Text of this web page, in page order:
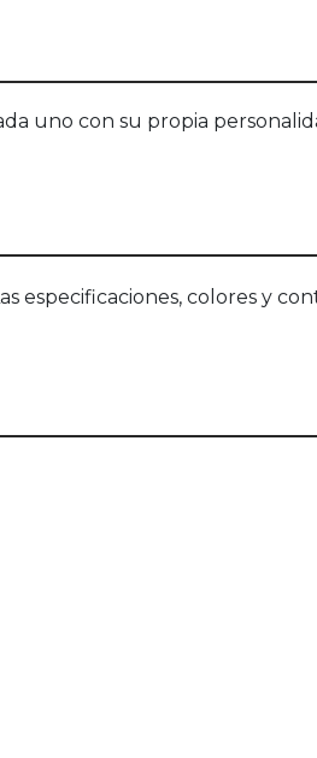
uno con su propia
especificaciones, colores y